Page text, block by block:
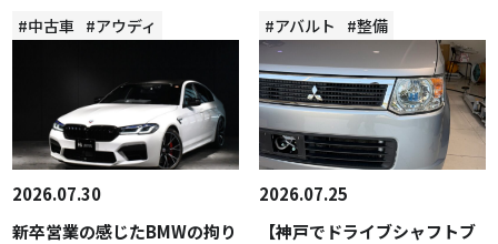
#中古車 #アウディ #アバルト #整備
2026.07.30
新卒営業の感じたBMWの拘り
2026.07.25
【神戸でドライブシャフトブ